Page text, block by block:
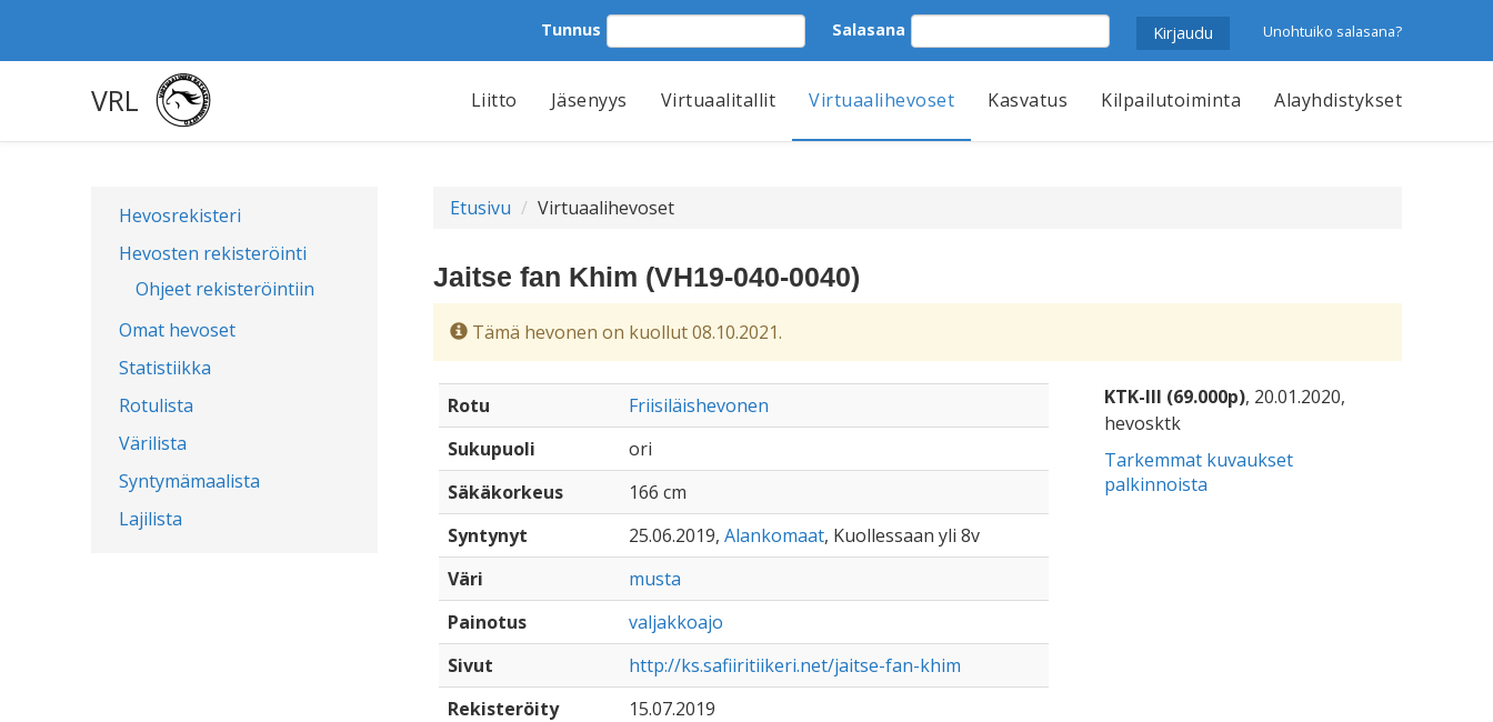
Tunnus Salasana Unohtuiko salasana?
VRL Liitto Jäsenyys Virtuaalitallit Virtuaalihevoset Kasvatus Kilpailutoiminta Alayhdistykset
Hevosrekisteri
Hevosten rekisteröinti
Ohjeet rekisteröintiin
Omat hevoset
Statistiikka
Rotulista
Värilista
Syntymämaalista
Lajilista
Etusivu Virtuaalihevoset
Jaitse fan Khim (VH19-040-0040)
Tämä hevonen on kuollut 08.10.2021.
Rotu
Friisiläishevonen
Sukupuoli
ori
Säkäkorkeus
166 cm
Syntynyt
25.06.2019, Alankomaat, Kuollessaan yli 8v
Väri
musta
Painotus
valjakkoajo
Sivut
http://ks.safiiritiikeri.net/jaitse-fan-khim
Rekisteröity
15.07.2019
KTK-III (69.000p), 20.01.2020,
hevosktk
Tarkemmat kuvaukset
palkinnoista